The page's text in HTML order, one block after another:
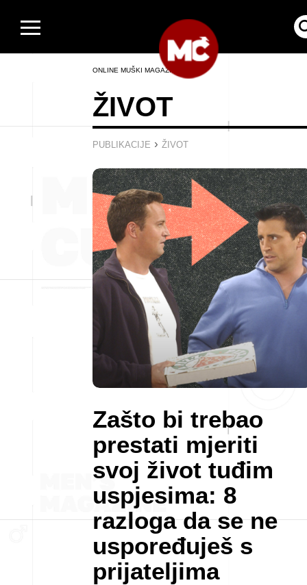
ONLINE MUŠKI MAGAZIN
ŽIVOT
PUBLIKACIJE › ŽIVOT
Zašto bi trebao
prestati mjeriti
svoj život tuđim
uspjesima: 8
razloga da se ne
uspoređuješ s
prijateljima